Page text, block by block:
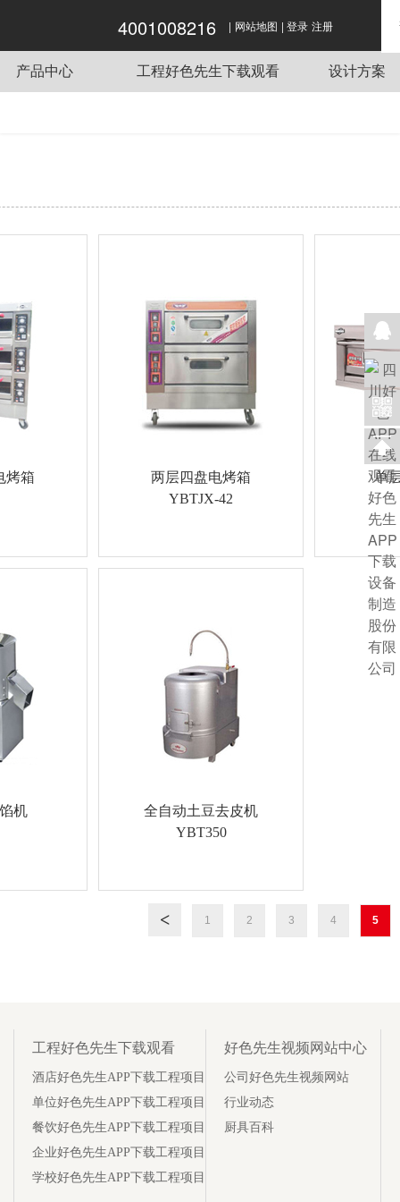
好色APP在线观看,好色先生APP下载,好色先
生视频网站,好色先生下载观看
4001008216 | 网站地图 | 登录 注册
产品中心
先生APP下载桌椅
工程好色先生下载观看 设计方案
烤箱
械。本公
用智能微
...
两层四盘电烤箱
YBTJX-42
械厂家，生产各类食品机械。本公
司生产的两层四盘电烤箱采用优质
不锈钢，美观大方，坚...
单
械厂家，生
司的单层双
温，和电子
机
械。本公
专为肉类
...
全自动土豆去皮机
YBT350
械厂家，生产各类食品机械。本公
司的全自动土豆去皮机采用优质
201不锈钢和进口电机，坚...
1 2 3 4 5
工程好色先生下载观看
酒店好色先生APP下载工程项目
单位好色先生APP下载工程项目
餐饮好色先生APP下载工程项目
企业好色先生APP下载工程项目
学校好色先生APP下载工程项目
好色先生视频网站中心
公司好色先生视频网站
行业动态
厨具百科